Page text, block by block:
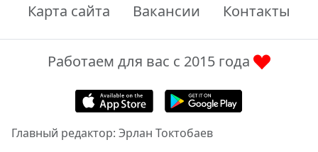
Карта сайта
Вакансии Контакты
Работаем для вас с 2015 года
Главный редактор: Эрлан Токтобаев